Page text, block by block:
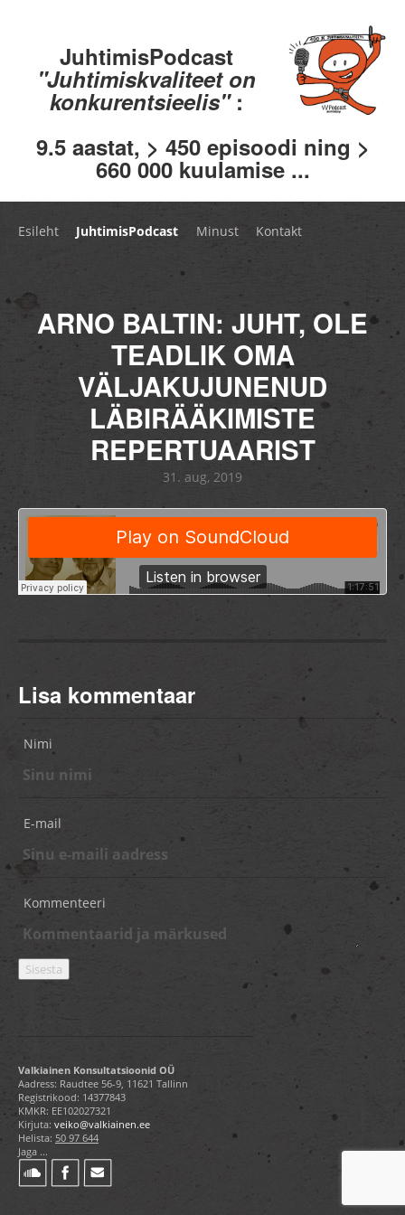
JuhtimisPodcast
"Juhtimiskvaliteet on
konkurentsieelis" :
9.5 aastat, > 450 episoodi ning >
660 000 kuulamise ...
Esileht JuhtimisPodcast Minust Kontakt
ARNO BALTIN: JUHT, OLE
TEADLIK OMA
VÄLJAKUJUNENUD
LÄBIRÄÄKIMISTE
REPERTUAARIST
31. aug, 2019
Lisa kommentaar
Nimi
E-mail
Kommenteeri
Valkiainen Konsultatsioonid OÜ
Aadress: Raudtee 56-9, 11621 Tallinn
Registrikood: 14377843
KMKR: EE102027321
Kirjuta: veiko@valkiainen.ee
Helista: 50 97 644
Jaga ...